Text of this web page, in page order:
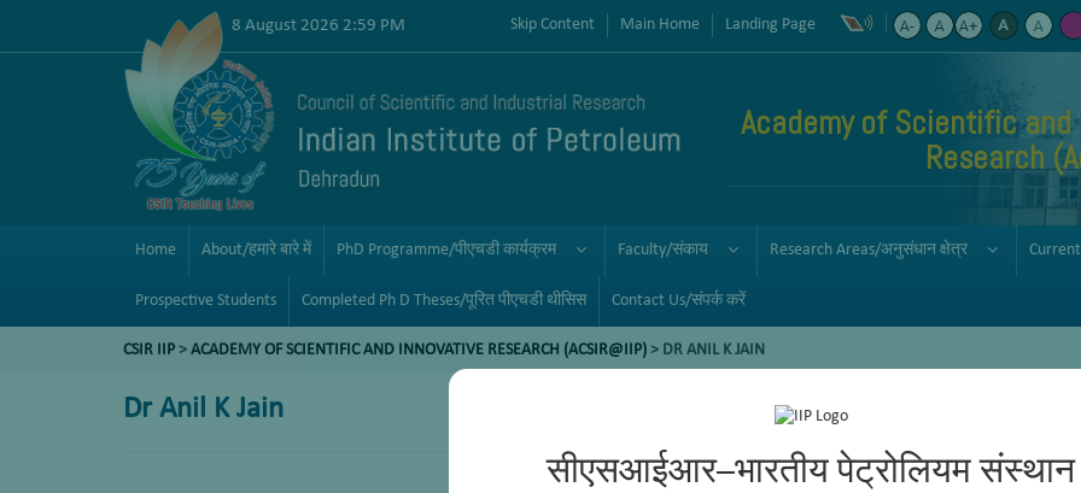
सीएसआईआर–भारतीय पेट्रोलियम संस्थान
8 August 2026 2:59 PM Skip Content Main Home Landing Page
Academy of Scientific and
Research
Home About/हमारे बारे में PhD Programme/पीएचडी कार्यक्रम Faculty/संकाय Research Areas/अनुसंधान क्षेत्र Current
Prospective Students Completed Ph D Theses/पूरित पीएचडी थीसिस Contact Us/संपर्क करें
CSIR IIP > ACADEMY OF SCIENTIFIC AND INNOVATIVE RESEARCH (ACSIR@IIP) > DR ANIL K JAIN
Dr Anil K Jain